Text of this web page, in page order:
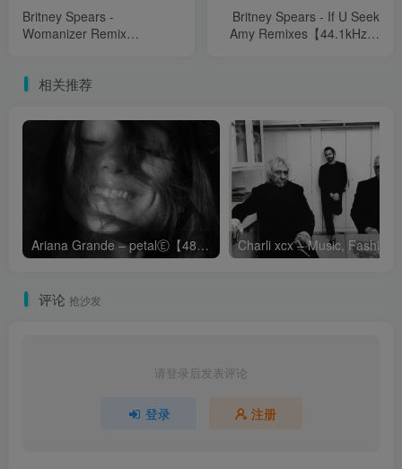
Britney Spears -
Womanizer Remix
Britney Spears - If U Seek
Amy Remixes【44.1kHz／
相关推荐
Ariana Grande – petalⒺ【48kHz／24bit】英国区
评论 抢沙发
请登录后发表评论
登录 注册